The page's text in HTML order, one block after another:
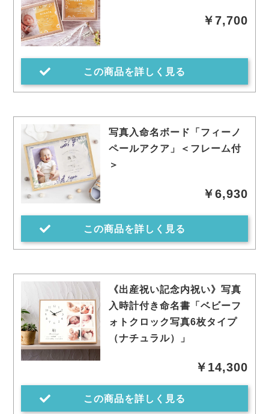
￥7,700
この商品を詳しく見る
写真入命名ボード「フィーノ
ペールアクア」＜フレーム付
＞
￥6,930
この商品を詳しく見る
《出産祝い記念内祝い》写真
入時計付き命名書「ベビーフ
ォトクロック写真6枚タイプ
（ナチュラル）」
￥14,300
この商品を詳しく見る